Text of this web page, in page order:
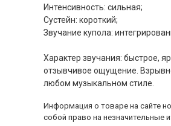
Интенсивность: сильная;
Сустейн: короткий;
Звучание купола:
Характер звучания: быстрое,
отзывчивое ощущение.
любом музыкальном стиле.
Информация о товаре на сайте
собой право на незначительные